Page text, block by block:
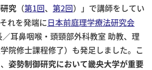
究
（第1回、 第2回）」で講師をしてい
れを発端に日本前庭理学療法研究会
／耳鼻咽喉・頭頸部外科教室 助教、理
院修士課程修了）も発足しました。こ
姿勢制御研究において畿央大学が重要